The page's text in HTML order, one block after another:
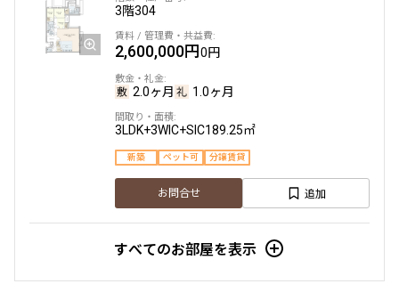
3階304
2,600,000円0円
2.0ヶ月 1.0ヶ月
3LDK+3WIC+SIC189.25㎡
新築 ペット可 分譲賃貸
お問合せ 追加
すべてのお部屋を表示